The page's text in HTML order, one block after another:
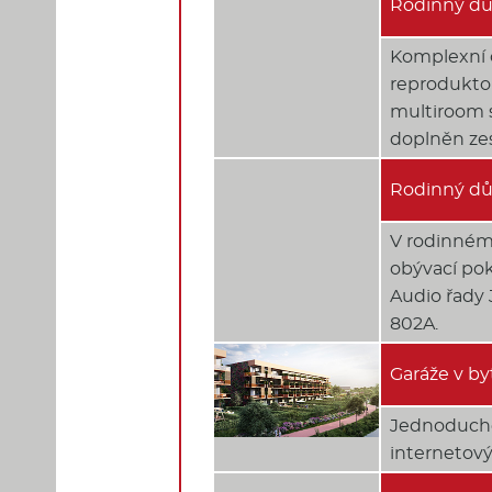
Rodinný
Komplexní
multiroom
doplněn
Rodinný
V
obývací
Audio řady
802A.
Garáže v